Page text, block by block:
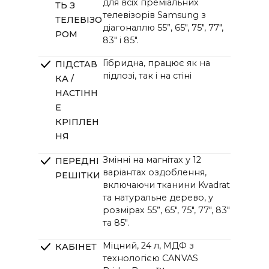
The HiFi Frame 85":
192,4 × 148 × 20 см / 75,7 × 58,3 ×
7,9 дюйма
ТЬ З
ТЕЛЕВІЗО
РОМ
телевізорів Samsung з
діагоналлю 55”, 65", 75", 77",
83" і 85".
ПІДСТАВ
КА /
НАСТІНН
Е
КРІПЛЕН
НЯ
Гібридна, працює як на
підлозі, так і на стіні
ПЕРЕДНІ
РЕШІТКИ
Змінні на магнітах у 12
варіантах оздоблення,
включаючи тканини Kvadrat
та натуральне дерево, у
розмірах 55”, 65", 75", 77", 83"
та 85".
КАБІНЕТ
Міцний, 24 л, МДФ з
технологією CANVAS